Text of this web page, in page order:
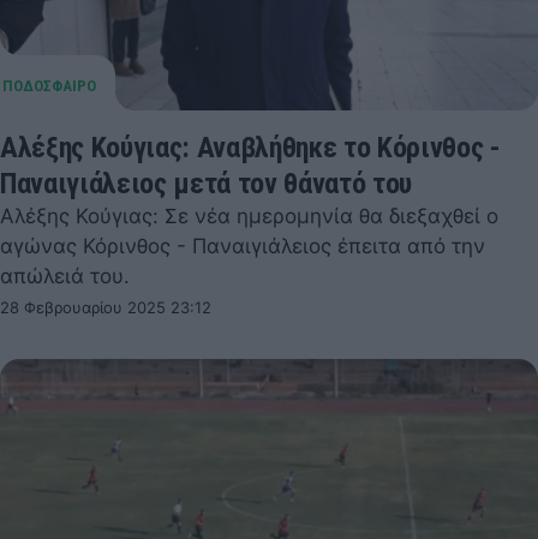
Αλέξης Κούγιας: Αναβλήθηκε το Κόρινθος -
Παναιγιάλειος μετά τον θάνατό του
Αλέξης Κούγιας: Σε νέα ημερομηνία θα διεξαχθεί ο
αγώνας Κόρινθος - Παναιγιάλειος έπειτα από την
απώλειά του.
28 Φεβρουαρίου 2025 23:12